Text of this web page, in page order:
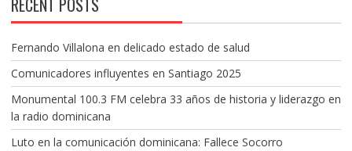
RECENT POSTS
Fernando Villalona en delicado estado de salud
Comunicadores influyentes en Santiago 2025
Monumental 100.3 FM celebra 33 años de historia y liderazgo en
la radio dominicana
Luto en la comunicación dominicana: Fallece Socorro